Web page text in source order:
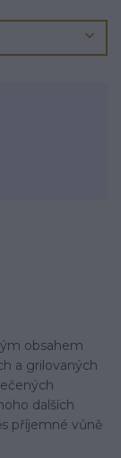
obsahem
a grilovaných
dalších
příjemné vůně